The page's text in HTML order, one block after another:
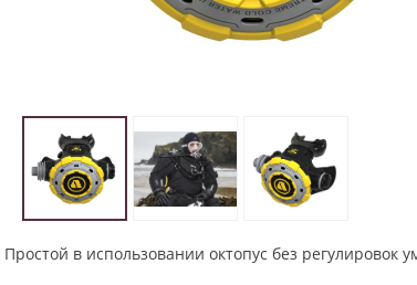
Простой в использовании октопус без